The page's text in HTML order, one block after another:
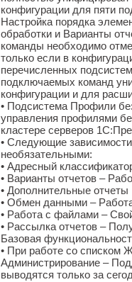
конфигурации для пяти
Настройка порядка
обработки и Варианты
команды необходимо
только если в
перечисленных
подключаемых команд
конфигурации и для
• Подсистема Профили
управления профилями
кластере серверов
• Следующие
необязательными:
• Адресный
• Варианты отчетов –
• Дополнительные
• Обмен данными –
• Работа с файлами –
• Рассылка отчетов –
Базовая
• При работе со списком
Администрирование –
выводятся только за